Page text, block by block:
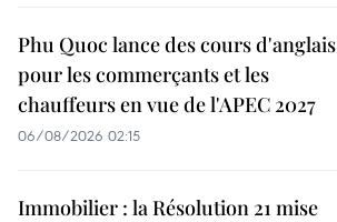
Phu Quoc lance des cours d'anglais
pour les commerçants et les
chauffeurs en vue de l'APEC 2027
06/08/2026 02:15
Immobilier : la Résolution 21 mise